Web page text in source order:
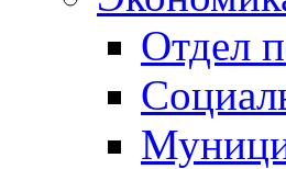
Отдел